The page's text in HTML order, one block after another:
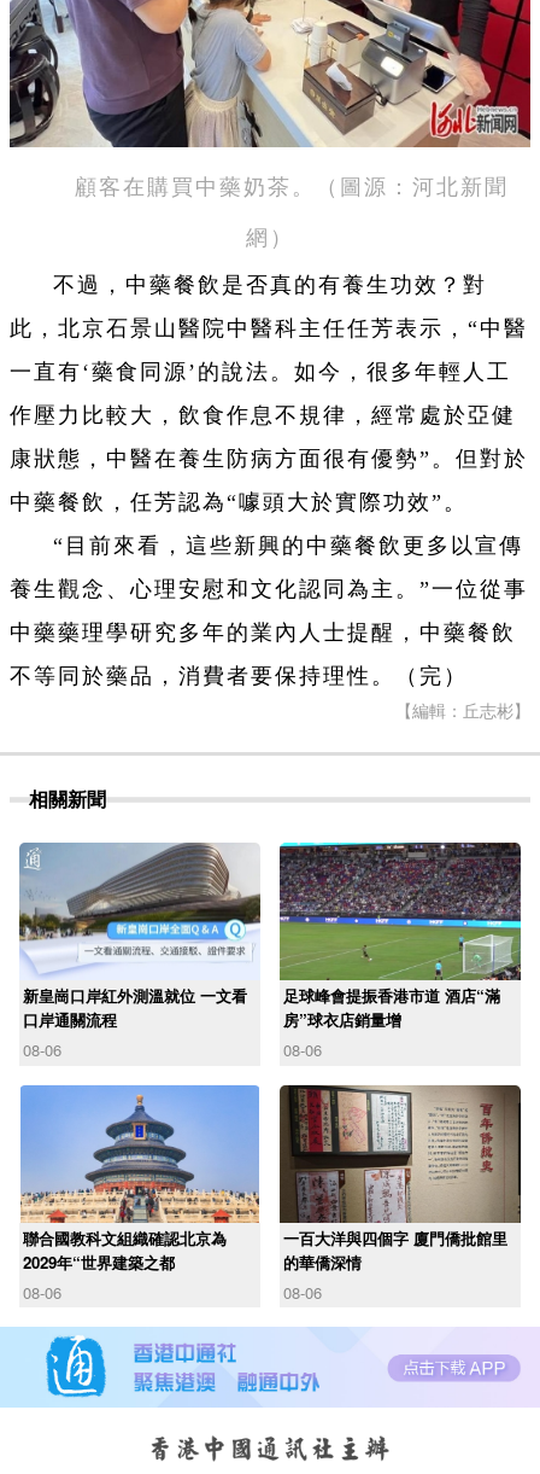
顧客在購買中藥奶茶。（圖源：河北新聞
網）
不過，中藥餐飲是否真的有養生功效？對
此，北京石景山醫院中醫科主任任芳表示，“中醫
一直有‘藥食同源’的說法。如今，很多年輕人工
作壓力比較大，飲食作息不規律，經常處於亞健
康狀態，中醫在養生防病方面很有優勢”。但對於
中藥餐飲，任芳認為“噱頭大於實際功效”。
“目前來看，這些新興的中藥餐飲更多以宣傳
養生觀念、心理安慰和文化認同為主。”一位從事
中藥藥理學研究多年的業內人士提醒，中藥餐飲
不等同於藥品，消費者要保持理性。
（完）
【編輯：丘志彬】
相關新聞
新皇崗口岸紅外測溫就位 一文看
口岸通關流程
08-06
足球峰會提振香港市道 酒店“滿
房”球衣店銷量增
08-06
聯合國教科文組織確認北京為
2029年“世界建築之都
08-06
一百大洋與四個字 廈門僑批館里
的華僑深情
08-06